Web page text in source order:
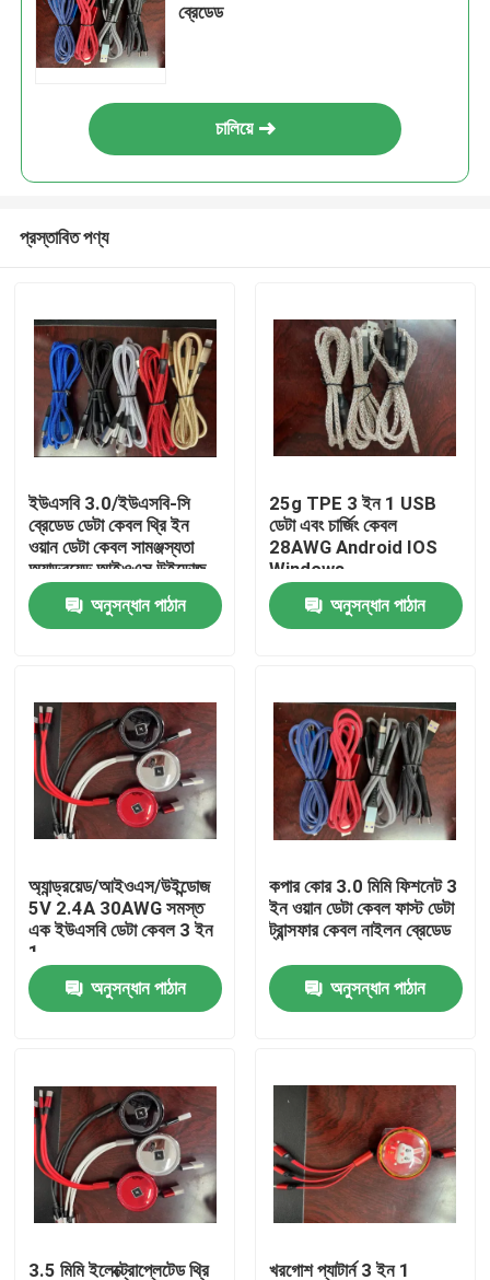
পণ্য
ভিডিও
কারখানা ভ্রমণ
মান নিয়ন্ত্রণ
উদ্ধৃতির জন্য আবেদন
ব্যবহৃত ফ্যাশন পোশাক
প্রাথমিক শিশুদের পোশাক
ব্রেডেড
চালিয়ে
প্রস্তাবিত পণ্য
ইউএসবি 3.0/ইউএসবি-সি
ব্রেডেড ডেটা কেবল থ্রি ইন
ওয়ান ডেটা কেবল সামঞ্জস্যতা
অ্যান্ড্রয়েড আইওএস উইন্ডোজ
অনুসন্ধান পাঠান
25g TPE 3 ইন 1 USB
ডেটা এবং চার্জিং কেবল
28AWG Android IOS
Windows
অনুসন্ধান পাঠান
অ্যান্ড্রয়েড/আইওএস/উইন্ডোজ
5V 2.4A 30AWG সমস্ত
এক ইউএসবি ডেটা কেবল 3 ইন
1
অনুসন্ধান পাঠান
কপার কোর 3.0 মিমি ফিশনেট 3
ইন ওয়ান ডেটা কেবল ফাস্ট ডেটা
ট্রান্সফার কেবল নাইলন ব্রেডেড
অনুসন্ধান পাঠান
3.5 মিমি ইলেক্ট্রোপ্লেটেড থ্রি খরগোশ প্যাটার্ন 3 ইন 1